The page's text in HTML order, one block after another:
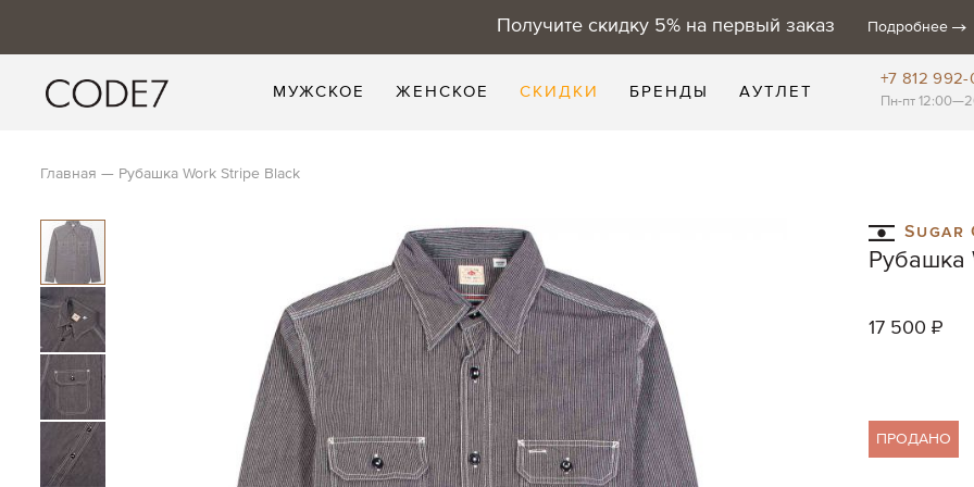
Получите скидку 5% на первый заказ Подробнее
МУЖСКОЕ ЖЕНСКОЕ СКИДКИ БРЕНДЫ АУТЛЕТ
+7 812 992-
Пн-пт
Главная Рубашка Work Stripe Black
Skip
to
the
end
the
images
gallery
Sugar
Рубашка
17 500 ₽
ПРОДАНО